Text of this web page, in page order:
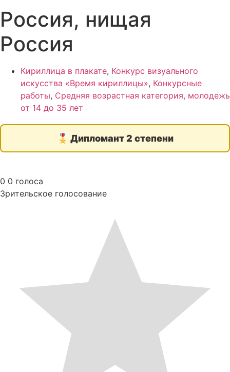
Россия, нищая
Россия
Кириллица в плакате, Конкурс визуального
искусства «Время кириллицы», Конкурсные
работы, Средняя возрастная категория, молодежь
от 14 до 35 лет
🎖️ Дипломант 2 степени
0 0 голоса
Зрительское голосование